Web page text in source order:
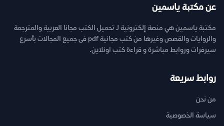
عن مكتبة ياسمين
مكتبة ياسمين هي منصة إلكترونية لـ تحميل الكتب مجانا العربية والمترجمة
والروايات والقصص وغيرها من كتب مجانية pdf فى جميع المجالات بأسرع
سيرفرات وروابط مباشرة و قراءة كتب اونلاين.
روابط سريعة
من نحن
سياسة الخصوصية